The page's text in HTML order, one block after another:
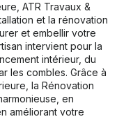
ATR Travaux &
et la rénovation
et embellir votre
intervient pour la
intérieur, du
les combles. Grâce à
la Rénovation
en
améliorant votre